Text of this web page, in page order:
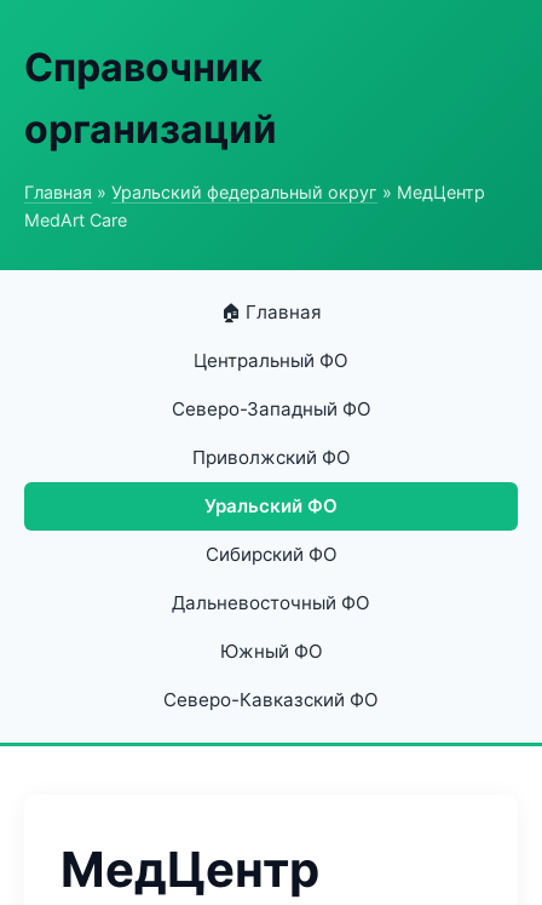
Справочник
организаций
Главная » Уральский федеральный округ » МедЦентр
MedArt Care
🏠 Главная
Центральный ФО
Северо-Западный ФО
Приволжский ФО
Уральский ФО
Сибирский ФО
Дальневосточный ФО
Южный ФО
Северо-Кавказский ФО
МедЦентр